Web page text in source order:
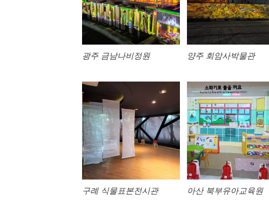
광주 금남나비정원 양주 회암사박물관
구례 식물표본전시관 아산 북부유아교육원